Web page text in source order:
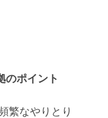
のポイント
繁なやりとり